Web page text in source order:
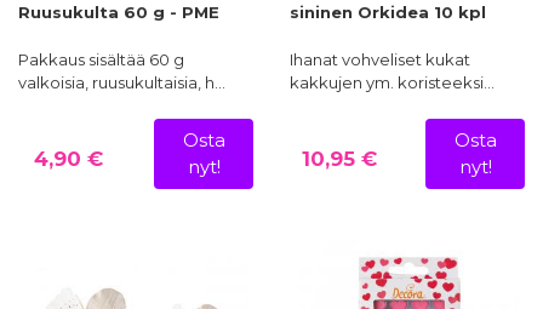
Ruusukulta 60 g - PME
Pakkaus sisältää 60 g
valkoisia, ruusukultaisia, h…
4,90 €
Osta
nyt!
sininen Orkidea 10 kpl
Ihanat vohveliset kukat
kakkujen ym. koristeeksi…
10,95 €
Osta
nyt!